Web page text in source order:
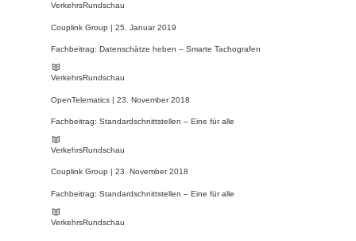
VerkehrsRundschau
Couplink Group | 25. Januar 2019
Fachbeitrag: Datenschätze heben – Smarte Tachografen
VerkehrsRundschau
OpenTelematics | 23. November 2018
Fachbeitrag: Standardschnittstellen – Eine für alle
VerkehrsRundschau
Couplink Group | 23. November 2018
Fachbeitrag: Standardschnittstellen – Eine für alle
VerkehrsRundschau